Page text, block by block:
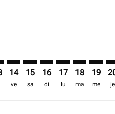
14
ve
15
sa
16
di
17
lu
18
ma
19
me je